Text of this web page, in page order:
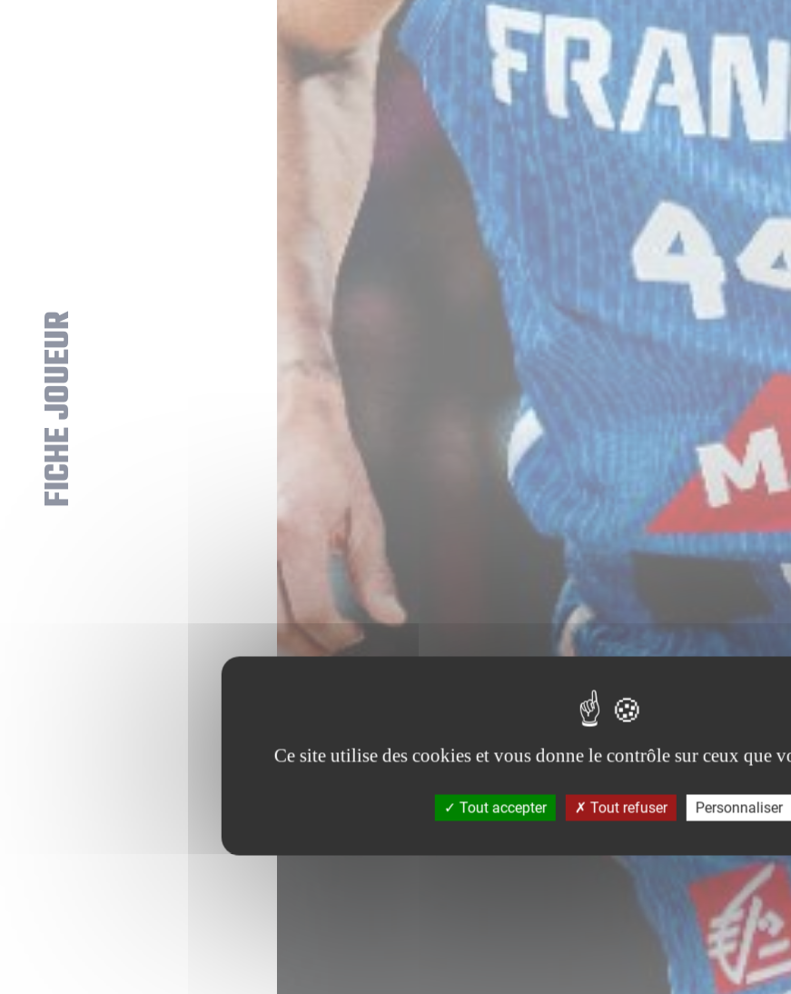
FICHE JOUEUR
Ce site utilise des cookies et vous donne le contrôle sur ceux que
Tout accepter Tout refuser Personnaliser